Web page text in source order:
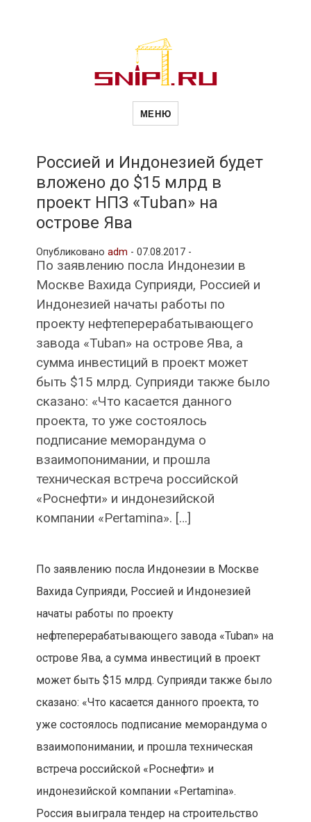
Новости
и
другие связанные со стройкой
рубрики
МЕНЮ
Россией и Индонезией будет
вложено до $15 млрд в
проект НПЗ «Tuban» на
острове Ява
Опубликовано adm - 07.08.2017 -
По заявлению посла Индонезии в
Москве Вахида Суприяди, Россией и
Индонезией начаты работы по
проекту нефтеперерабатывающего
завода «Tuban» на острове Ява, а
сумма инвестиций в проект может
быть $15 млрд. Суприяди также было
сказано: «Что касается данного
проекта, то уже состоялось
подписание меморандума о
взаимопонимании, и прошла
техническая встреча российской
«Роснефти» и индонезийской
компании «Pertamina». […]
По заявлению посла Индонезии в Москве
Вахида Суприяди, Россией и Индонезией
начаты работы по проекту
нефтеперерабатывающего завода «Tuban» на
острове Ява, а сумма инвестиций в проект
может быть $15 млрд. Суприяди также было
сказано: «Что касается данного проекта, то
уже состоялось подписание меморандума о
взаимопонимании, и прошла техническая
встреча российской «Роснефти» и
индонезийской компании «Pertamina».
Россия выиграла тендер на строительство